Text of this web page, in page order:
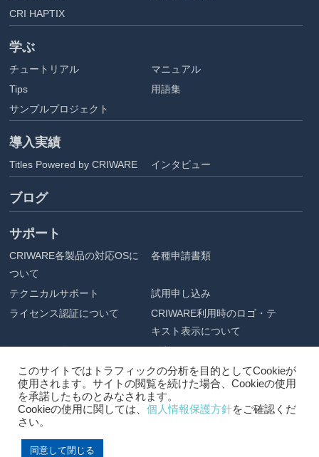
CRI HAPTIX
学ぶ
チュートリアル
マニュアル
Tips
用語集
サンプルプロジェクト
導入実績
Titles Powered by CRIWARE インタビュー
ブログ
サポート
CRIWARE各製品の対応OSに
ついて
各種申請書類
テクニカルサポート
試用申し込み
ライセンス認証について
CRIWARE利用時のロゴ・テ
キスト表示について
アセット配布
ご利用にあたって
企業情報
会社概要
プライバシーポリシー
採用情報
このサイトではトラフィックの分析を目的としてCookieが
使用されます。サイトの閲覧を続けた場合、Cookieの使用
を承諾したものとみなされます。
Cookieの使用に関しては、 個人情報保護方針をご確認くだ
さい。
同意して閉じる